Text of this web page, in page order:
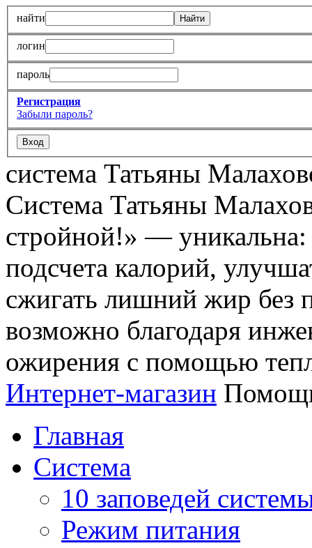
найти
логин
пароль
Регистрация
Забыли пароль?
система Татьяны
Система Татьяны
стройной!» — уникальна:
подсчета калорий,
сжигать лишний жир без
возможно благодаря
ожирения с помощью
Интернет-магазин
Главная
Система
10 заповедей
Режим питания